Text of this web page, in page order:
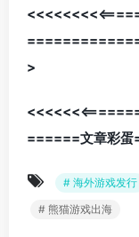
>
======文章彩
# 海外游戏发行
# 熊猫游戏出海